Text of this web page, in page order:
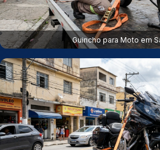
Guincho para Moto em